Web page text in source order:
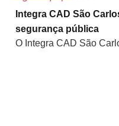
Integra CAD São
segurança pública
O Integra CAD São